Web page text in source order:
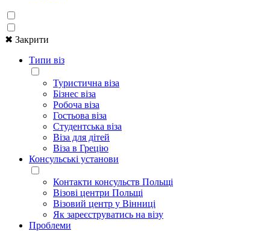
✖ Закрити
Типи віз
Туристична віза
Бізнес віза
Робоча віза
Гостьова віза
Студентська віза
Віза для дітей
Віза в Грецію
Консульські установи
Контакти консульств Польщі
Візові центри Польщі
Візовий центр у Вінниці
Як зареєструватись на візу
Проблеми